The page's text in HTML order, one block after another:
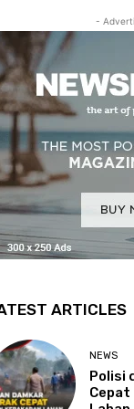
-
ARTICLES
NEWS
Polisi
Cepat